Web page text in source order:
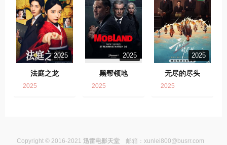
2025
法庭之龙
2025
2025
黑帮领地
2025
2025
无尽的尽头
2025
Copyright © 2016-2021 迅雷电影天堂 邮箱： xunlei800@busrr.com